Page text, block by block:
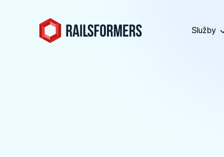
Služby